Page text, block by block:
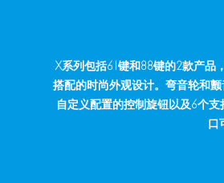
X系列包括61键和88键的2款产品
搭配的时尚外观设计。弯音轮和
自定义配置的控制旋钮以及6个
口